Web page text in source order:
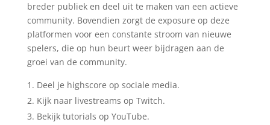
breder publiek en deel uit te maken van een actieve
community. Bovendien zorgt de exposure op deze
platformen voor een constante stroom van nieuwe
spelers, die op hun beurt weer bijdragen aan de
groei van de community.
Deel je highscore op sociale media.
Kijk naar livestreams op Twitch.
Bekijk tutorials op YouTube.